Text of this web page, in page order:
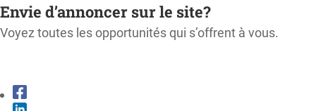
Envie d’annoncer sur le site?
Voyez toutes les opportunités qui s’offrent à vous.